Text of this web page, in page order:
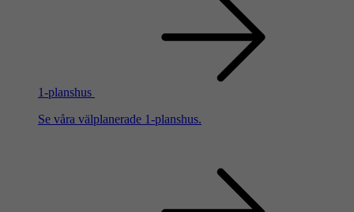
1-planshus
Se våra välplanerade 1-planshus.